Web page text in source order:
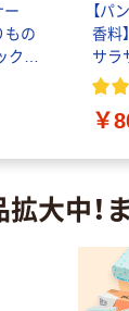
ー
もの
コ
ャー
【パ
香料
サラ
ン
￥
大中！